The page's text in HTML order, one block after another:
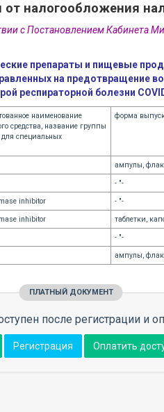
налогообложения
с Постановлением Кабинета
препараты и пищевые
на предотвращение
респираторной болезни
наименование
средства, название группы
специальных
форма
ампулы,
- "-
inhibitor
- "-
inhibitor
таблетки,
- "-
ампулы,
ПЛАТНЫЙ ДОКУМЕНТ
после регистрации и
Регистрация Оплатить